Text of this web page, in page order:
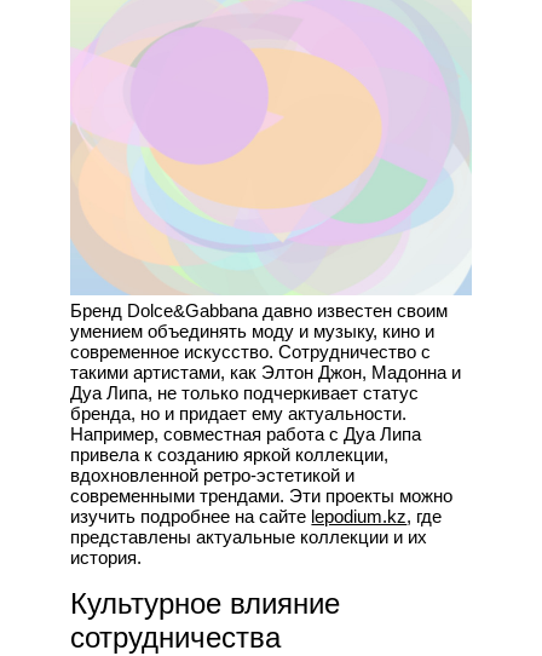
Бренд Dolce&Gabbana давно известен своим
умением объединять моду и музыку, кино и
современное искусство. Сотрудничество с
такими артистами, как Элтон Джон, Мадонна и
Дуа Липа, не только подчеркивает статус
бренда, но и придает ему актуальности.
Например, совместная работа с Дуа Липа
привела к созданию яркой коллекции,
вдохновленной ретро-эстетикой и
современными трендами. Эти проекты можно
изучить подробнее на сайте lepodium.kz, где
представлены актуальные коллекции и их
история.
Культурное влияние
сотрудничества